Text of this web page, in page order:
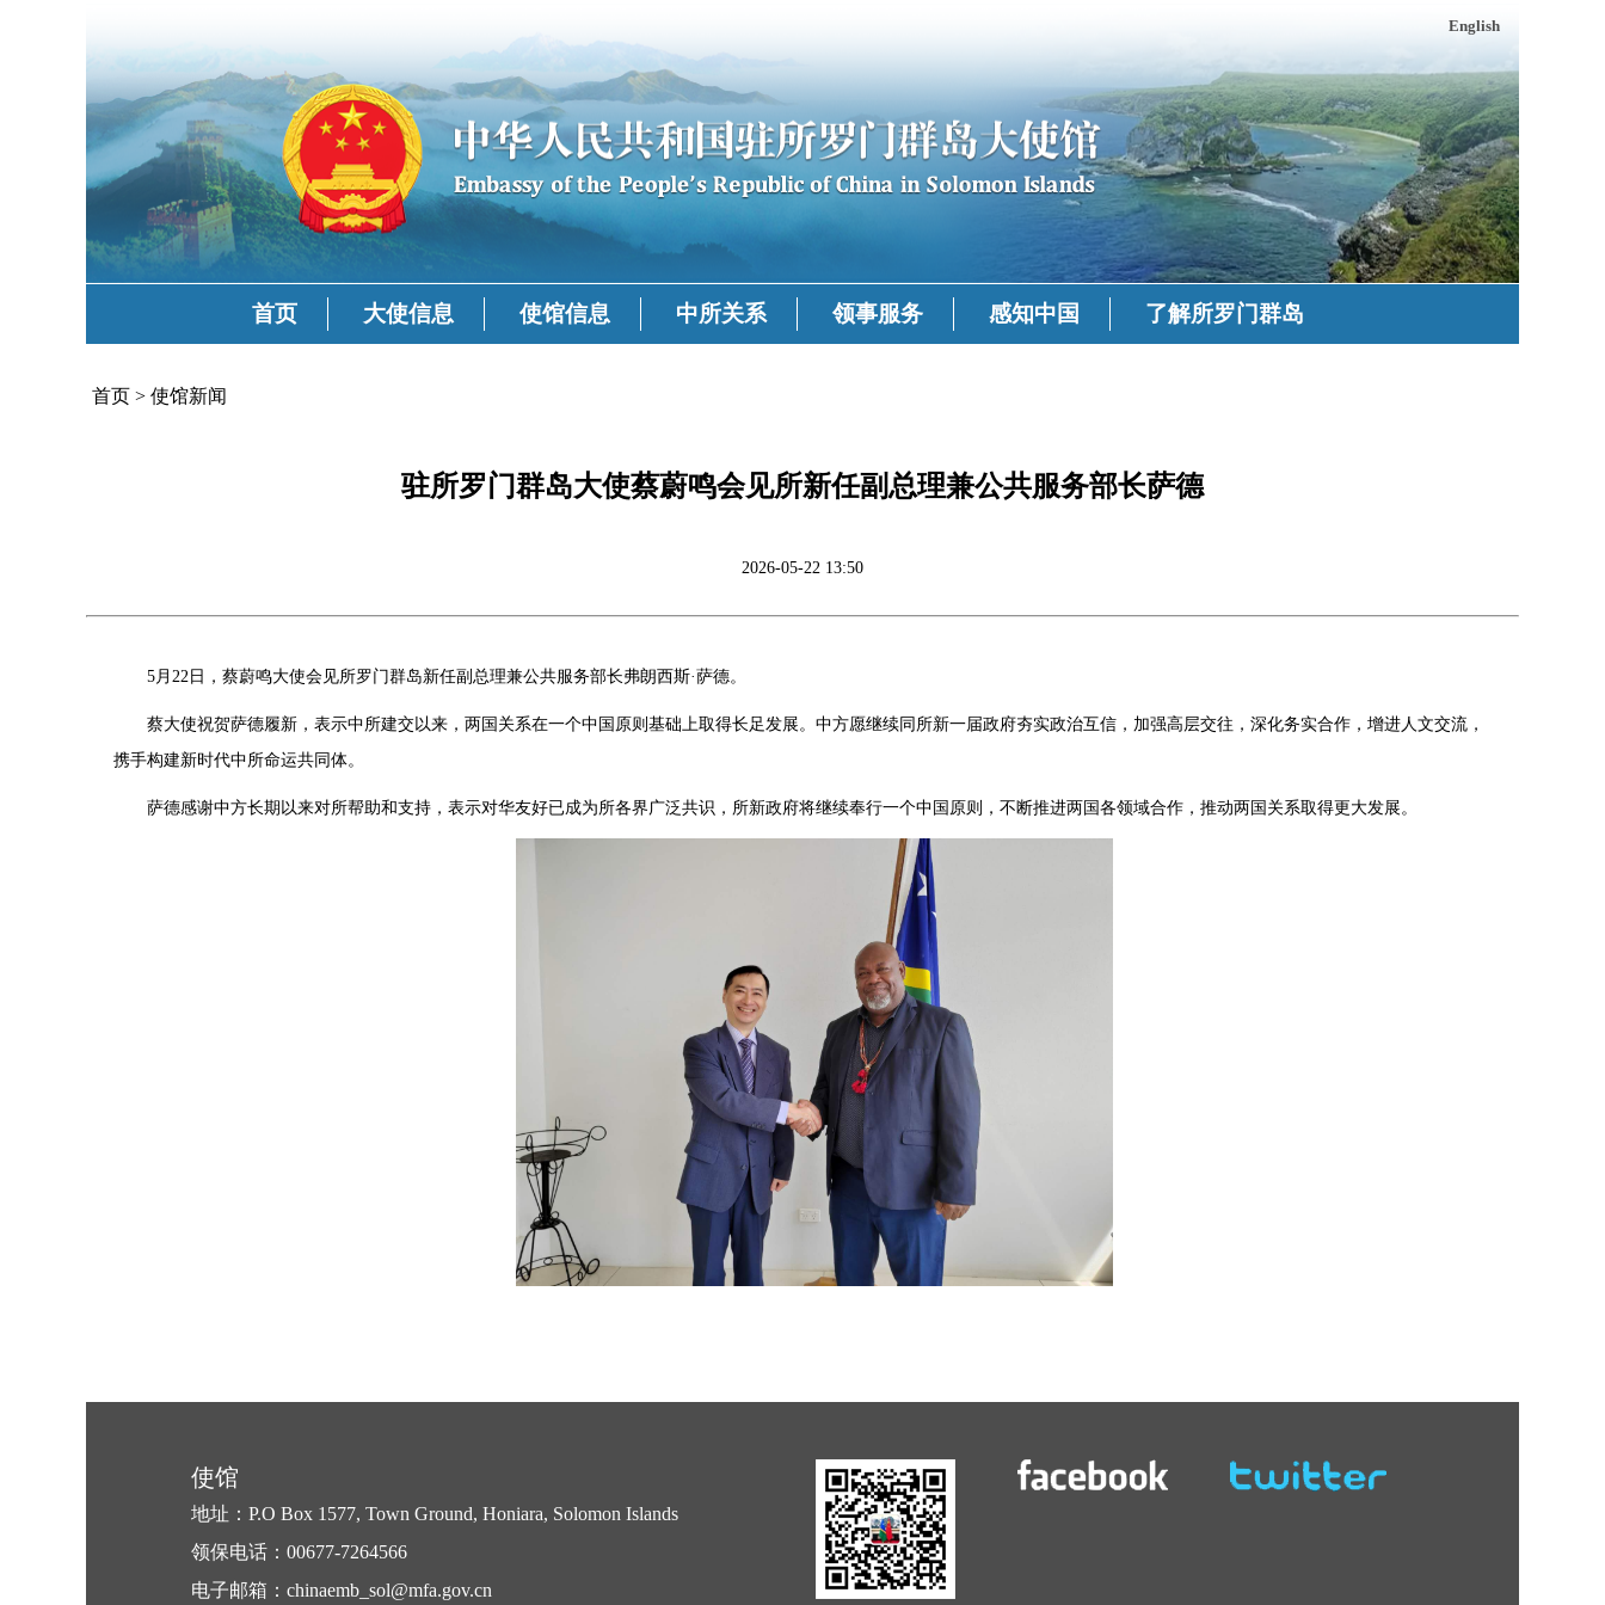
English
首页 大使信息 使馆信息 中所关系 领事服务 感知中国 了解所罗门群岛
首页 > 使馆新闻
驻所罗门群岛大使蔡蔚鸣会见所新任副总理兼公共服务部长萨德
2026-05-22 13:50
5月22日，蔡蔚鸣大使会见所罗门群岛新任副总理兼公共服务部长弗朗西斯·萨德。
蔡大使祝贺萨德履新，表示中所建交以来，两国关系在一个中国原则基础上取得长足发展。中方愿继续同所新一届政府夯实政治互信，加强高层交往，深化务实合作，增进人文交流，
携手构建新时代中所命运共同体。
萨德感谢中方长期以来对所帮助和支持，表示对华友好已成为所各界广泛共识，所新政府将继续奉行一个中国原则，不断推进两国各领域合作，推动两国关系取得更大发展。
使馆
地址：P.O Box 1577, Town Ground, Honiara, Solomon Islands
领保电话：00677-7264566
电子邮箱：chinaemb_sol@mfa.gov.cn